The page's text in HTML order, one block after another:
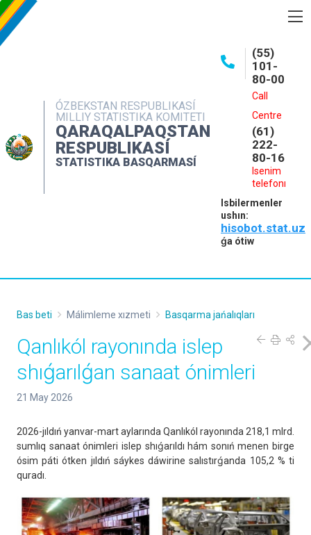
ÓZBEKSTAN RESPUBLIKASÍ
MILLIY STATISTIKA KOMITETI
QARAQALPAQSTAN
RESPUBLIKASÍ
STATISTIKA BASQARMASÍ
(55)
101-
80-00
Call
Centre
(61)
222-
80-16
Isenim
telefonı
Isbilermenler
ushın:
hisobot.stat.uz
ǵa ótiw
INTERAKTIV XIZMETLER
MÁLIMLEME XIZMETI
MÚRÁJAATLAR
Bas beti Málimleme xızmeti Basqarma jańalıqları
Qanlıkól rayonında islep
shıǵarılǵan sanaat ónimleri
21 May 2026
2026-jıldıń yanvar-mart aylarında Qanlıkól rayonında 218,1 mlrd.
sumlıq sanaat ónimleri islep shıǵarıldı hám sonıń menen birge
ósim páti ótken jıldıń sáykes dáwirine salıstırǵanda 105,2 % ti
quradı.